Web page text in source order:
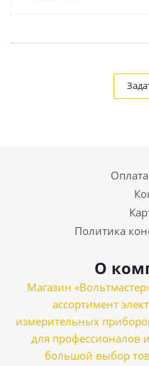
Политика
О
Магазин
ассортимент
измерительных
для профессионалов
большой выбор